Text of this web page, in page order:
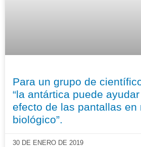
Para un grupo de
“la antártica puede
efecto de las pantallas en
biológico”.
30 DE ENERO DE 2019